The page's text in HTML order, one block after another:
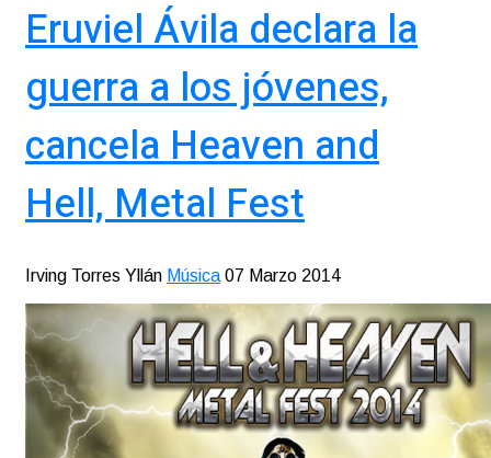
Eruviel Ávila declara la
guerra a los jóvenes,
cancela Heaven and
Hell, Metal Fest
Irving Torres Yllán Música 07 Marzo 2014